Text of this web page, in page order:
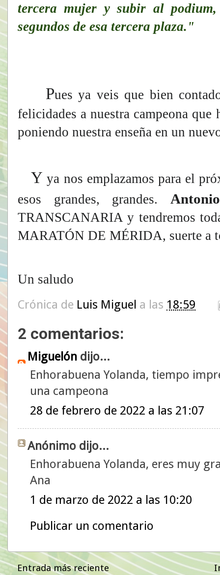
tercera mujer y subir al
segundos de esa tercera plaza."
Pues ya veis que bien
felicidades a nuestra campeona
poniendo nuestra enseña en un
Y ya nos emplazamos para el
esos grandes, grandes.
TRANSCANARIA y tendremos
MARATÓN DE MÉRIDA, suerte a
Un saludo
Crónica de Luis Miguel a las 18:59
2 comentarios:
Miguelón dijo...
Enhorabuena Yolanda, tiempo
una campeona
28 de febrero de 2022 a las 21:07
Anónimo dijo...
Enhorabuena Yolanda, eres muy
Ana
1 de marzo de 2022 a las 10:20
Publicar un comentario
Entrada más reciente